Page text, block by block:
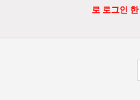
로 로그인